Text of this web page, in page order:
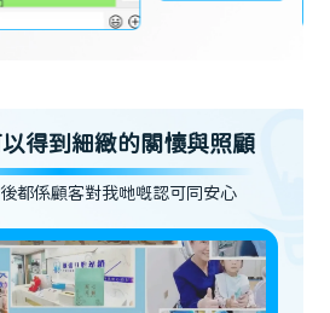
得到細緻的關懷與照顧
都係顧客對我哋嘅認可同安心